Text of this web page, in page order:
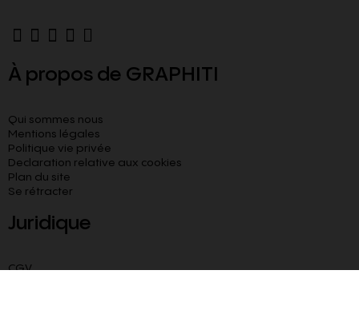
À propos de GRAPHITI
Qui sommes nous
Mentions légales
Politique vie privée
Declaration relative aux cookies​
Plan du site
Se rétracter
Juridique
CGV